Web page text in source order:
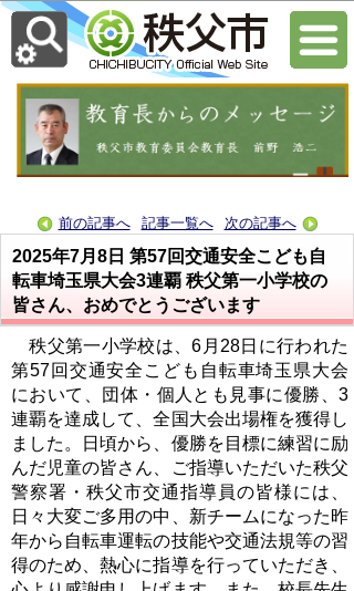
前の記事へ 記事一覧へ 次の記事へ
2025年7月8日 第57回交通安全こども自
転車埼玉県大会3連覇 秩父第一小学校の
皆さん、おめでとうございます
秩父第一小学校は、6月28日に行われた
第57回交通安全こども自転車埼玉県大会
において、団体・個人とも見事に優勝、3
連覇を達成して、全国大会出場権を獲得し
ました。日頃から、優勝を目標に練習に励
んだ児童の皆さん、ご指導いただいた秩父
警察署・秩父市交通指導員の皆様には、
日々大変ご多用の中、新チームになった昨
年から自転車運転の技能や交通法規等の習
得のため、熱心に指導を行っていただき、